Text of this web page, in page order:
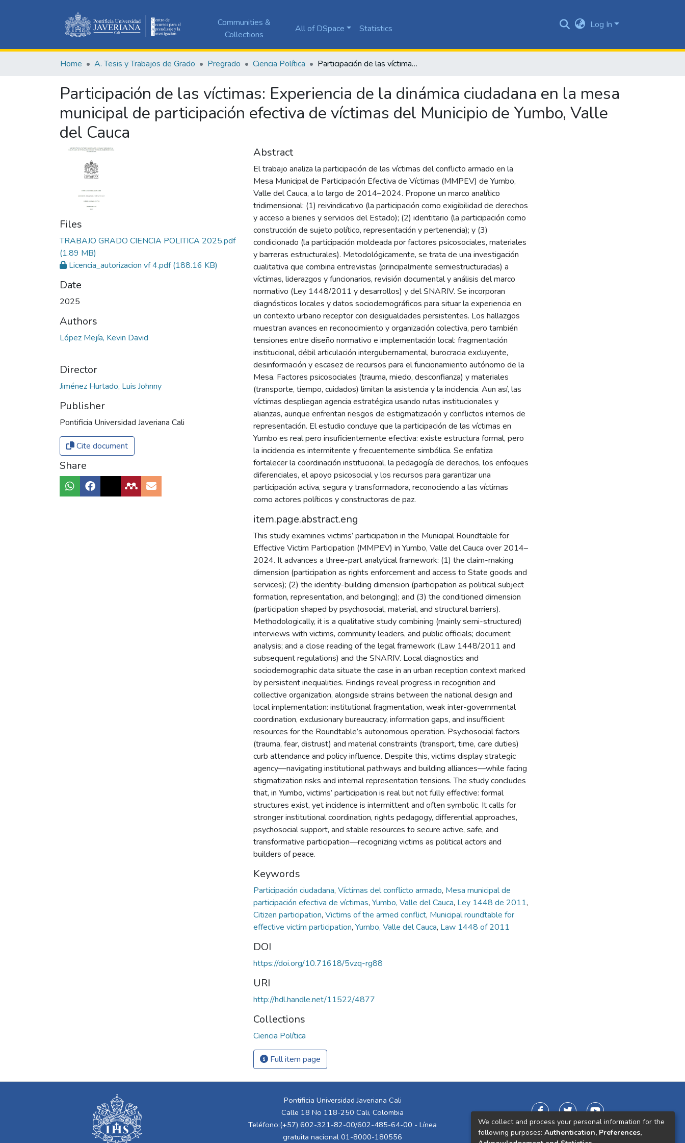
Communities &
Collections
All of DSpace Statistics Log In
Home A. Tesis y Trabajos de Grado Pregrado Ciencia Política Participación de las víctimas: Experiencia de la dinámica ciudadana en la mesa municipal de participación efectiva de víctimas del Municipio de Yumbo, Valle del Cauca
Participación de las víctimas: Experiencia de la dinámica ciudadana en la mesa
municipal de participación efectiva de víctimas del Municipio de Yumbo, Valle
del Cauca
Files
TRABAJO GRADO CIENCIA POLITICA 2025.pdf
(1.89 MB)
Licencia_autorizacion vf 4.pdf(188.16 KB)
Date
2025
Authors
López Mejía, Kevin David
Director
Jiménez Hurtado, Luis Johnny
Publisher
Pontificia Universidad Javeriana Cali
Cite document
Share
Abstract
El trabajo analiza la participación de las víctimas del conflicto armado en la
Mesa Municipal de Participación Efectiva de Víctimas (MMPEV) de Yumbo,
Valle del Cauca, a lo largo de 2014–2024. Propone un marco analítico
tridimensional: (1) reivindicativo (la participación como exigibilidad de derechos
y acceso a bienes y servicios del Estado); (2) identitario (la participación como
construcción de sujeto político, representación y pertenencia); y (3)
condicionado (la participación moldeada por factores psicosociales, materiales
y barreras estructurales). Metodológicamente, se trata de una investigación
cualitativa que combina entrevistas (principalmente semiestructuradas) a
víctimas, liderazgos y funcionarios, revisión documental y análisis del marco
normativo (Ley 1448/2011 y desarrollos) y del SNARIV. Se incorporan
diagnósticos locales y datos sociodemográficos para situar la experiencia en
un contexto urbano receptor con desigualdades persistentes. Los hallazgos
muestran avances en reconocimiento y organización colectiva, pero también
tensiones entre diseño normativo e implementación local: fragmentación
institucional, débil articulación intergubernamental, burocracia excluyente,
desinformación y escasez de recursos para el funcionamiento autónomo de la
Mesa. Factores psicosociales (trauma, miedo, desconfianza) y materiales
(transporte, tiempo, cuidados) limitan la asistencia y la incidencia. Aun así, las
víctimas despliegan agencia estratégica usando rutas institucionales y
alianzas, aunque enfrentan riesgos de estigmatización y conflictos internos de
representación. El estudio concluye que la participación de las víctimas en
Yumbo es real pero insuficientemente efectiva: existe estructura formal, pero
la incidencia es intermitente y frecuentemente simbólica. Se enfatiza
fortalecer la coordinación institucional, la pedagogía de derechos, los enfoques
diferenciales, el apoyo psicosocial y los recursos para garantizar una
participación activa, segura y transformadora, reconociendo a las víctimas
como actores políticos y constructoras de paz.
item.page.abstract.eng
This study examines victims’ participation in the Municipal Roundtable for
Effective Victim Participation (MMPEV) in Yumbo, Valle del Cauca over 2014–
2024. It advances a three-part analytical framework: (1) the claim-making
dimension (participation as rights enforcement and access to State goods and
services); (2) the identity-building dimension (participation as political subject
formation, representation, and belonging); and (3) the conditioned dimension
(participation shaped by psychosocial, material, and structural barriers).
Methodologically, it is a qualitative study combining (mainly semi-structured)
interviews with victims, community leaders, and public officials; document
analysis; and a close reading of the legal framework (Law 1448/2011 and
subsequent regulations) and the SNARIV. Local diagnostics and
sociodemographic data situate the case in an urban reception context marked
by persistent inequalities. Findings reveal progress in recognition and
collective organization, alongside strains between the national design and
local implementation: institutional fragmentation, weak inter-governmental
coordination, exclusionary bureaucracy, information gaps, and insufficient
resources for the Roundtable’s autonomous operation. Psychosocial factors
(trauma, fear, distrust) and material constraints (transport, time, care duties)
curb attendance and policy influence. Despite this, victims display strategic
agency—navigating institutional pathways and building alliances—while facing
stigmatization risks and internal representation tensions. The study concludes
that, in Yumbo, victims’ participation is real but not fully effective: formal
structures exist, yet incidence is intermittent and often symbolic. It calls for
stronger institutional coordination, rights pedagogy, differential approaches,
psychosocial support, and stable resources to secure active, safe, and
transformative participation—recognizing victims as political actors and
builders of peace.
Keywords
Participación ciudadana, Víctimas del conflicto armado, Mesa municipal de
participación efectiva de víctimas, Yumbo, Valle del Cauca, Ley 1448 de 2011,
Citizen participation, Victims of the armed conflict, Municipal roundtable for
effective victim participation, Yumbo, Valle del Cauca, Law 1448 of 2011
DOI
https://doi.org/10.71618/5vzq-rg88
URI
http://hdl.handle.net/11522/4877
Collections
Ciencia Política
Full item page
Pontificia Universidad Javeriana Cali
Calle 18 No 118-250 Cali, Colombia
Teléfono:(+57) 602-321-82-00/602-485-64-00 - Línea
gratuita nacional 01-8000-180556
We collect and process your personal information for the
following purposes: Authentication, Preferences,